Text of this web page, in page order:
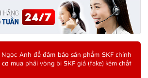
Anh để đảm bảo sản phẩm SKF chính
mua phải vòng bi SKF giả (fake) kém chất